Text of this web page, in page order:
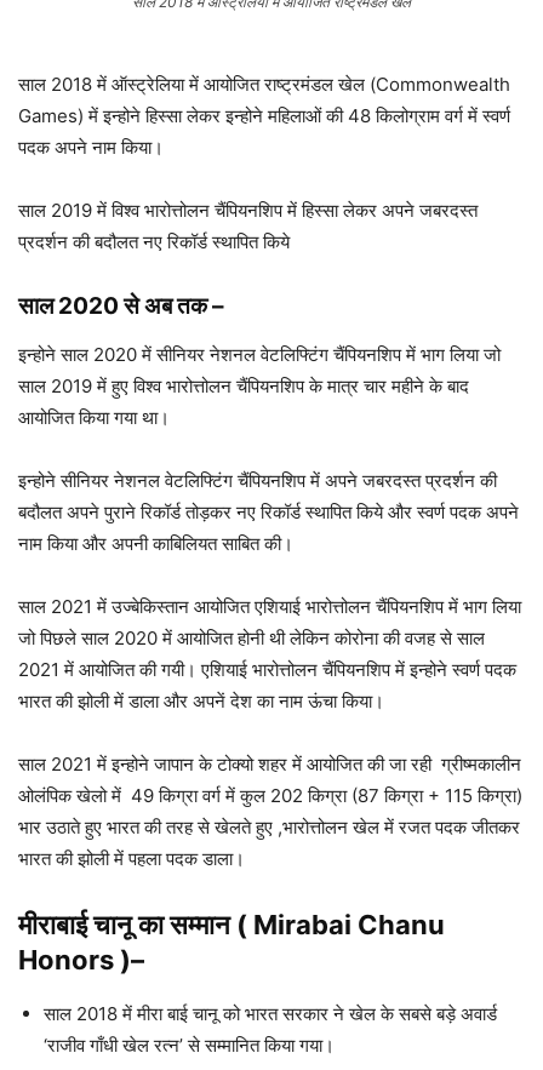
साल 2018 में ऑस्ट्रेलिया में आयोजित राष्ट्रमंडल खेल (Commonwealth
Games) में इन्होने हिस्सा लेकर इन्होने महिलाओं की 48 किलोग्राम वर्ग में स्वर्ण
पदक अपने नाम किया।
साल 2019 में विश्व भारोत्तोलन चैंपियनशिप में हिस्सा लेकर अपने जबरदस्त
प्रदर्शन की बदौलत नए रिकॉर्ड स्थापित किये
साल 2020 से अब तक–
इन्होने साल 2020 में सीनियर नेशनल वेटलिफ्टिंग चैंपियनशिप में भाग लिया जो
साल 2019 में हुए विश्व भारोत्तोलन चैंपियनशिप के मात्र चार महीने के बाद
आयोजित किया गया था।
इन्होने सीनियर नेशनल वेटलिफ्टिंग चैंपियनशिप में अपने जबरदस्त प्रदर्शन की
बदौलत अपने पुराने रिकॉर्ड तोड़कर नए रिकॉर्ड स्थापित किये और स्वर्ण पदक अपने
नाम किया और अपनी काबिलियत साबित की।
साल 2021 में उज्बेकिस्तान आयोजित एशियाई भारोत्तोलन चैंपियनशिप में भाग लिया
जो पिछले साल 2020 में आयोजित होनी थी लेकिन कोरोना की वजह से साल
2021 में आयोजित की गयी। एशियाई भारोत्तोलन चैंपियनशिप में इन्होने स्वर्ण पदक
भारत की झोली में डाला और अपनें देश का नाम ऊंचा किया।
साल 2021 में इन्होने जापान के टोक्यो शहर में आयोजित की जा रही ग्रीष्मकालीन
ओलंपिक खेलो में 49 किग्रा वर्ग में कुल 202 किग्रा (87 किग्रा + 115 किग्रा)
भार उठाते हुए भारत की तरह से खेलते हुए ,भारोत्तोलन खेल में रजत पदक जीतकर
भारत की झोली में पहला पदक डाला।
मीराबाई चानूका सम्मान ( Mirabai Chanu
Honors )–
साल 2018 में मीरा बाई चानू को भारत सरकार ने खेल के सबसे बड़े अवार्ड
‘राजीव गाँधी खेल रत्न’ से सम्मानित किया गया।